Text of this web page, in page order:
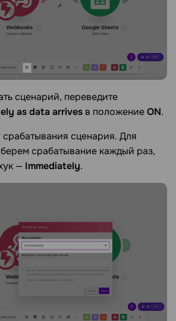
сценарий, переведите
as data arrives в положениеON.
срабатывания сценария. Для
срабатывание каждый раз,
— Immediately.